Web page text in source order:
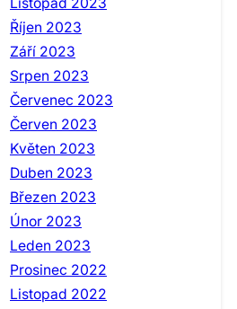
Říjen 2023
Září 2023
Srpen 2023
Červenec 2023
Červen 2023
Květen 2023
Duben 2023
Březen 2023
Únor 2023
Leden 2023
Prosinec 2022
Listopad 2022